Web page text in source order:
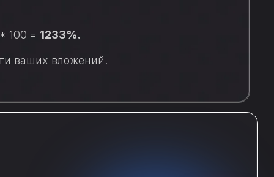
ваших вложений.
100 = 1233%.